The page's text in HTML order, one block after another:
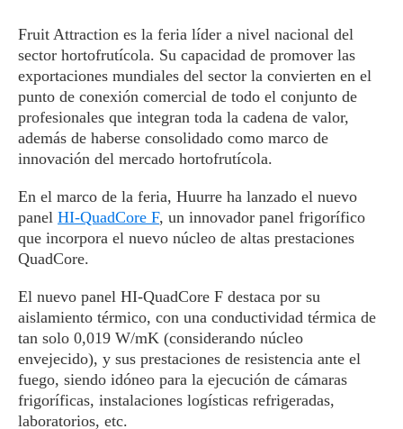
Fruit Attraction es la feria líder a nivel nacional del
sector hortofrutícola. Su capacidad de promover las
exportaciones mundiales del sector la convierten en el
punto de conexión comercial de todo el conjunto de
profesionales que integran toda la cadena de valor,
además de haberse consolidado como marco de
innovación del mercado hortofrutícola.
En el marco de la feria, Huurre ha lanzado el nuevo
panel HI-QuadCore F, un innovador panel frigorífico
que incorpora el nuevo núcleo de altas prestaciones
QuadCore.
El nuevo panel HI-QuadCore F destaca por su
aislamiento térmico, con una conductividad térmica de
tan solo 0,019 W/mK (considerando núcleo
envejecido), y sus prestaciones de resistencia ante el
fuego, siendo idóneo para la ejecución de cámaras
frigoríficas, instalaciones logísticas refrigeradas,
laboratorios, etc.